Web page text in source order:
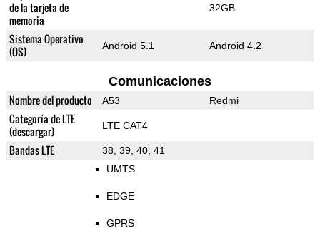
de la tarjeta de
memoria
32GB
Sistema Operativo
(OS)
Android 5.1 Android 4.2
Comunicaciones
Nombre del producto A53 Redmi
Categoría de LTE
(descargar)
LTE CAT4
Bandas LTE 38, 39, 40, 41
UMTS
EDGE
GPRS